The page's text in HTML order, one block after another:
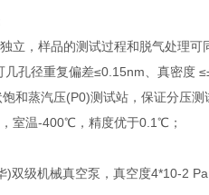
，样品的测试过程和脱气处理可
孔径重复偏差≤0.15nm、真密度
和蒸汽压(P0)测试站，保证分压测
室温-400℃，精度优于0.1℃；
)双级机械真空泵，真空度4*10-2